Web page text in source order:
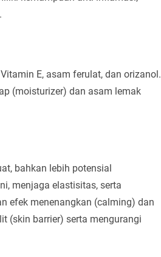
E, asam ferulat, dan orizanol.
(moisturizer) dan asam lemak
bahkan lebih potensial
menjaga elastisitas, serta
efek menenangkan (calming) dan
(skin barrier) serta mengurangi